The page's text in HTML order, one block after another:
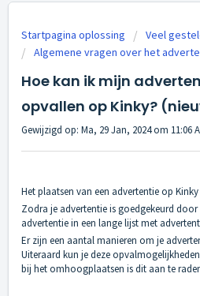
Startpagina oplossing
Veel
Algemene vragen over het
Hoe kan ik mijn
opvallen op Kinky?
Gewijzigd op: Ma, 29 Jan, 2024 om 11:06
Het plaatsen van een advertentie op
Zodra je advertentie is goedgekeurd
advertentie in een lange lijst met
Er zijn een aantal manieren om je
Uiteraard kun je deze
bij het omhoogplaatsen is dit aan te